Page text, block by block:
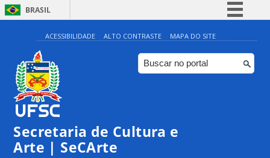
BRASIL
Simplifique!
Comunica BR
Participe
ACESSIBILIDADE ALTO CONTRASTE MAPA DO SITE
Secretaria de Cultura e
Arte | SeCArte